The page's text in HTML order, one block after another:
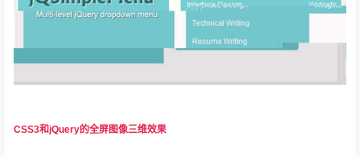
CSS3和jQuery的全屏图像三维效果